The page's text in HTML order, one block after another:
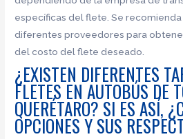
específicas del flete. Se
diferentes proveedores para
del costo del flete deseado.
¿EXISTEN DIFERENTES
FLETES EN AUTOBÚS DE
QUERÉTARO? SI ES ASÍ,
OPCIONES Y SUS